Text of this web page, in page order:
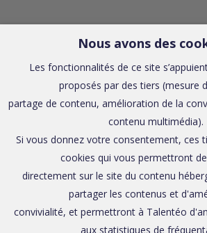
Nous avons des
Les fonctionnalités de ce site
proposés par des tiers (mesure
partage de contenu, amélioration de la
contenu multimédia).
Si vous donnez votre consentement, ces
cookies qui vous permettront
directement sur le site du contenu
partager les contenus et
convivialité, et permettront à Talentéo
aux statistiques de